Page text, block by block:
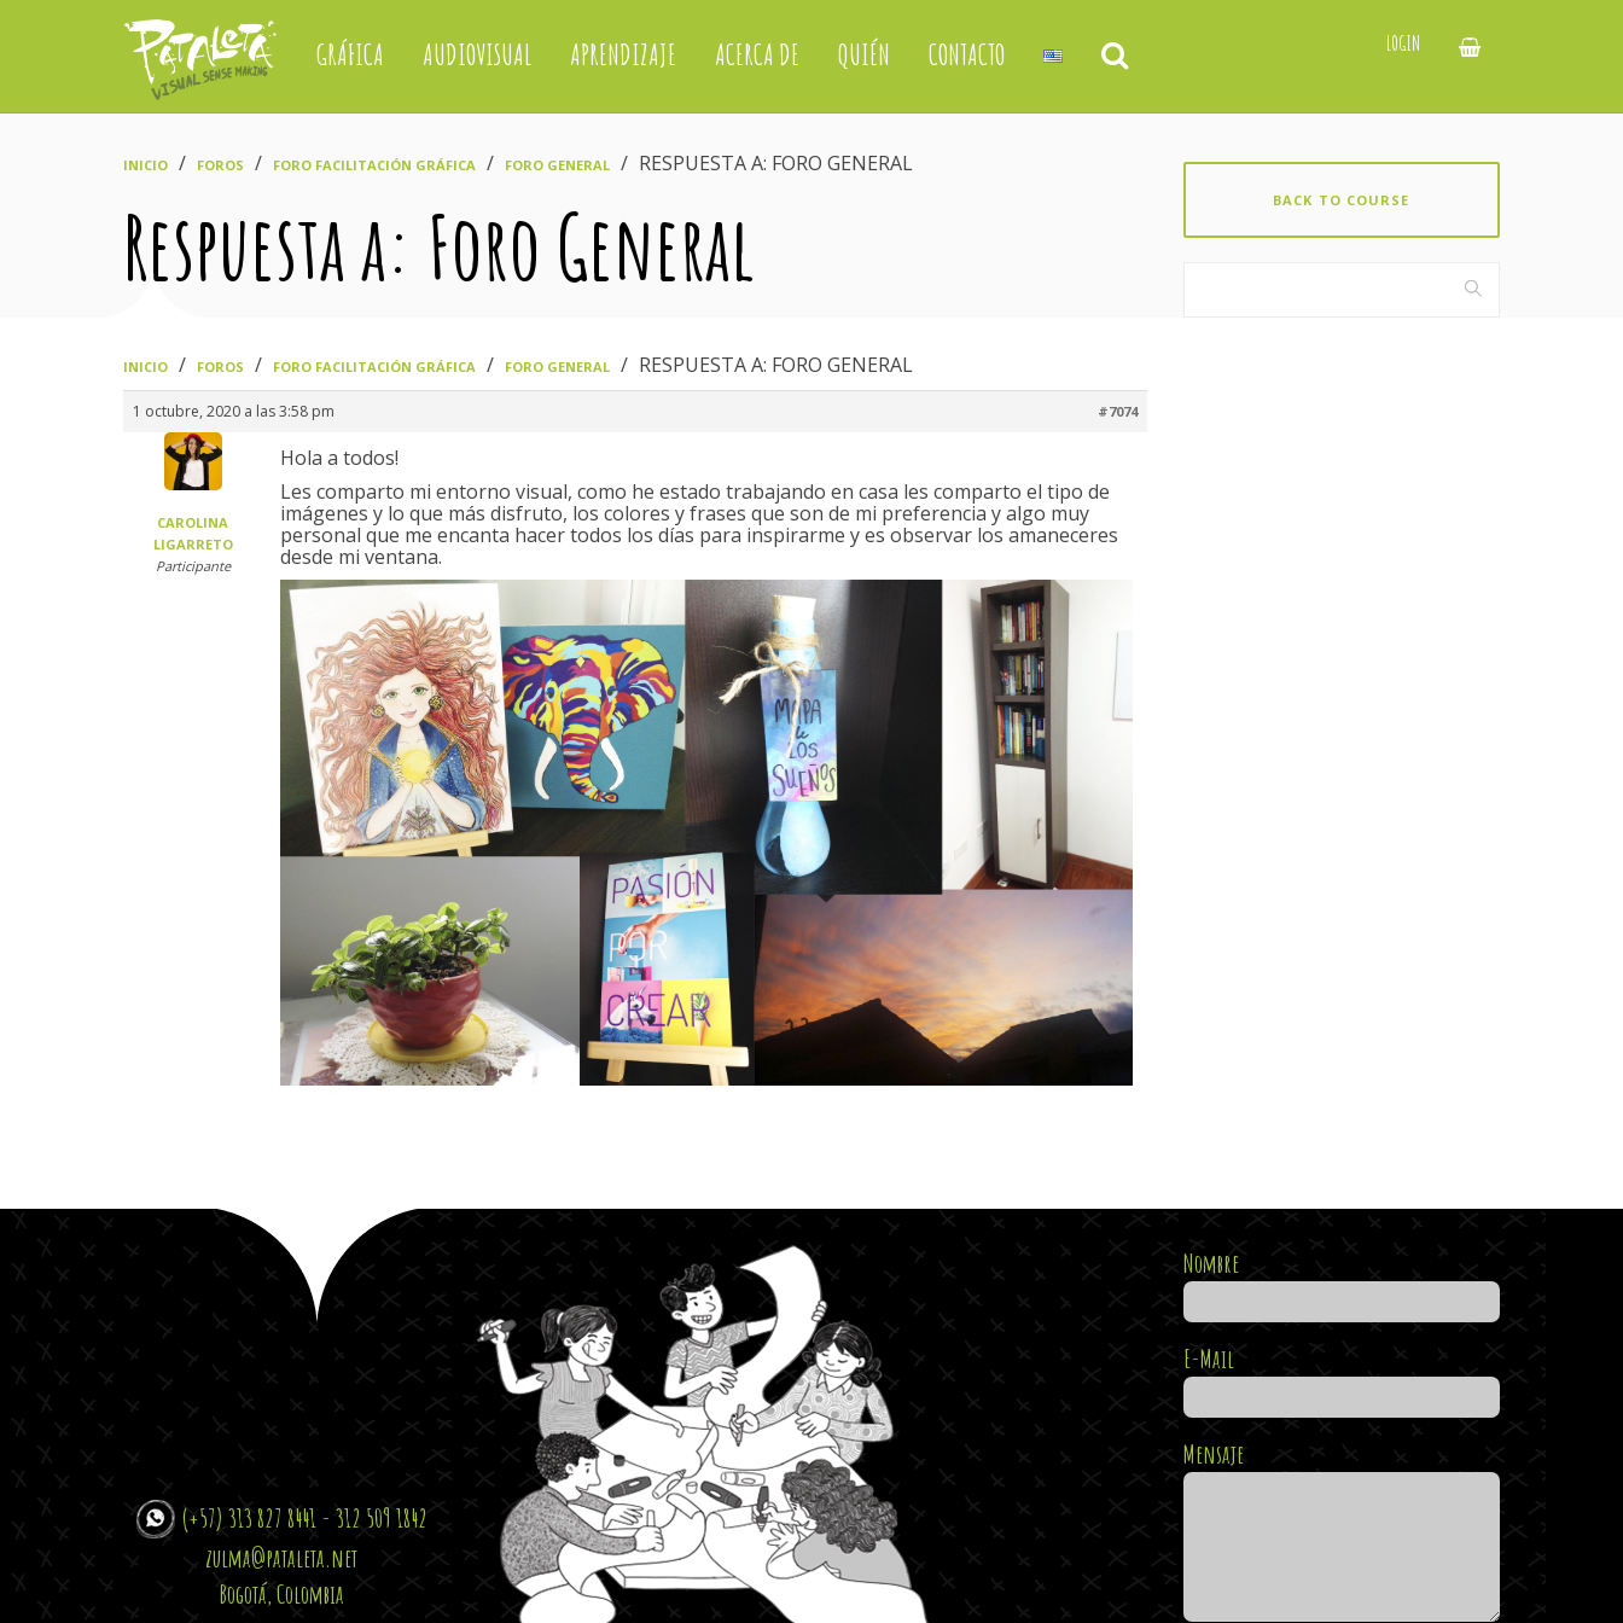
GRÁFICA AUDIOVISUAL APRENDIZAJE ACERCA DE QUIÉN CONTACTO LOGIN
INICIO FOROS FORO FACILITACIÓN GRÁFICA FORO GENERAL RESPUESTA A: FORO GENERAL
Respuesta a: Foro General BACK TO COURSE
INICIO FOROS FORO FACILITACIÓN GRÁFICA FORO GENERAL RESPUESTA A: FORO GENERAL
1 octubre, 2020 a las 3:58 pm #7074
CAROLINA
LIGARRETO
Participante
Hola a todos!
Les comparto mi entorno visual, como he estado trabajando en casa les comparto el tipo de
imágenes y lo que más disfruto, los colores y frases que son de mi preferencia y algo muy
personal que me encanta hacer todos los días para inspirarme y es observar los amaneceres
desde mi ventana.
(+57) 313 827 8441 - 312 509 1842
zulma@pataleta.net
Bogotá, Colombia
Nombre
E-Mail
Mensaje